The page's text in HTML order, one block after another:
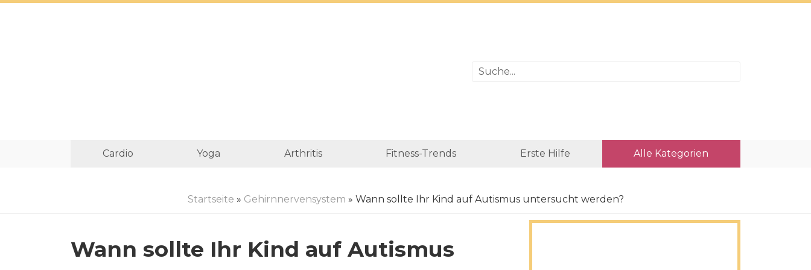
Cardio Yoga Arthritis Fitness-Trends Erste Hilfe Alle Kategorien
Startseite » Gehirnnervensystem » Wann sollte Ihr Kind auf Autismus untersucht werden?
Wann sollte Ihr Kind auf Autismus